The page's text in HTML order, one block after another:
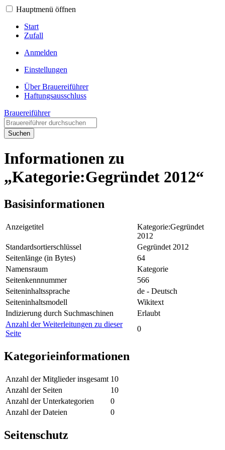
Hauptmenü öffnen
Start
Zufall
Anmelden
Einstellungen
Über Brauereiführer
Haftungsausschluss
Brauereiführer
Suchen
Informationen zu
„Kategorie:Gegründet 2012“
Basisinformationen
Anzeigetitel
Kategorie:Gegründet
2012
Standardsortierschlüssel
Gegründet 2012
Seitenlänge (in Bytes)
64
Namensraum
Kategorie
Seitenkennnummer
566
Seiteninhaltssprache
de - Deutsch
Seiteninhaltsmodell
Wikitext
Indizierung durch Suchmaschinen
Erlaubt
Anzahl der Weiterleitungen zu dieser
Seite
0
Kategorieinformationen
Anzahl der Mitglieder insgesamt 10
Anzahl der Seiten
10
Anzahl der Unterkategorien
0
Anzahl der Dateien
0
Seitenschutz